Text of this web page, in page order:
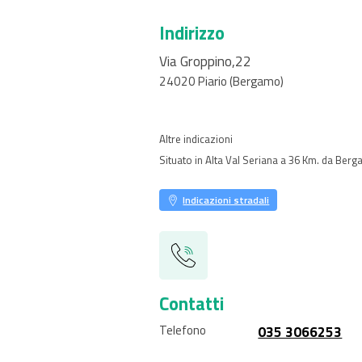
Indirizzo
Via Groppino,22
24020Piario(Bergamo)
Altre indicazioni
Situato in Alta Val Seriana a 36 Km. da
Indicazioni stradali
Contatti
Telefono 035 3066253